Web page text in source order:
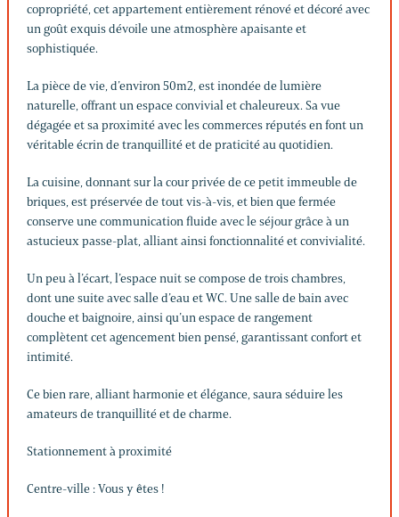
copropriété, cet appartement entièrement rénové et décoré avec
un goût exquis dévoile une atmosphère apaisante et
sophistiquée.
La pièce de vie, d’environ 50m2, est inondée de lumière
naturelle, offrant un espace convivial et chaleureux. Sa vue
dégagée et sa proximité avec les commerces réputés en font un
véritable écrin de tranquillité et de praticité au quotidien.
La cuisine, donnant sur la cour privée de ce petit immeuble de
briques, est préservée de tout vis-à-vis, et bien que fermée
conserve une communication fluide avec le séjour grâce à un
astucieux passe-plat, alliant ainsi fonctionnalité et convivialité.
Un peu à l’écart, l’espace nuit se compose de trois chambres,
dont une suite avec salle d’eau et WC. Une salle de bain avec
douche et baignoire, ainsi qu’un espace de rangement
complètent cet agencement bien pensé, garantissant confort et
intimité.
Ce bien rare, alliant harmonie et élégance, saura séduire les
amateurs de tranquillité et de charme.
Stationnement à proximité
Centre-ville : Vous y êtes !